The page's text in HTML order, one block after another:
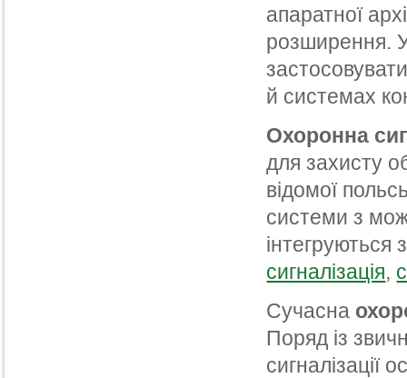
апаратної
розширення.
й системах
Охоронна
для захисту
відомої
системи з
сигналізація,
Сучасна
Поряд із
сигналізації